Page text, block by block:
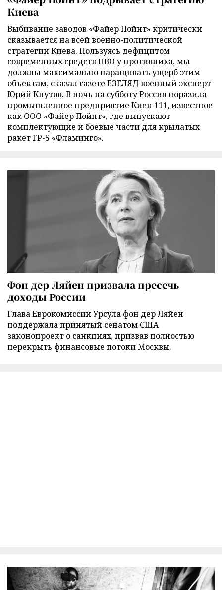
Киева
Выбивание заводов «Файер Пойнт» критически
сказывается на всей военно-политической
стратегии Киева. Пользуясь дефицитом
современных средств ПВО у противника, мы
должны максимально наращивать ущерб этим
объектам, сказал газете ВЗГЛЯД военный эксперт
Юрий Кнутов. В ночь на субботу Россия поразила
промышленное предприятие Киев-111, известное
как ООО «Файер Пойнт», где выпускают
комплектующие и боевые части для крылатых
ракет FP-5 «Фламинго».
Фон дер Ляйен призвала пресечь
доходы России
Глава Еврокомиссии Урсула фон дер Ляйен
поддержала принятый сенатом США
законопроект о санкциях, призвав полностью
перекрыть финансовые потоки Москвы.